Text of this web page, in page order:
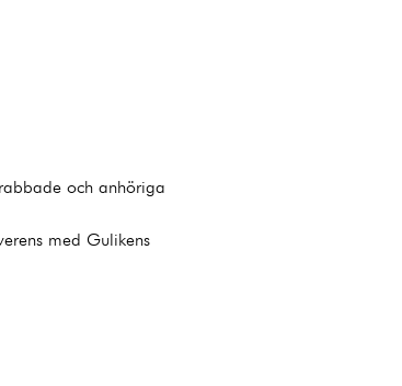
och anhöriga
med Gulikens